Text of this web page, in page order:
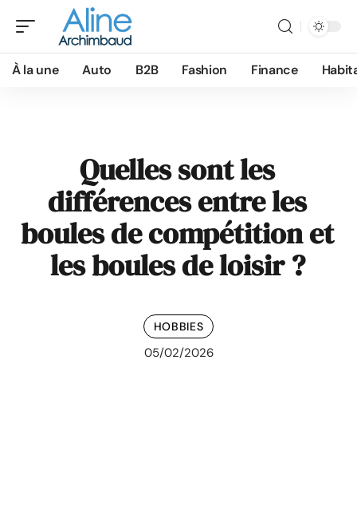
À la une Auto B2B Fashion Finance
Quelles sont les
différences entre les
boules de compétition et
les boules de loisir ?
HOBBIES
05/02/2026